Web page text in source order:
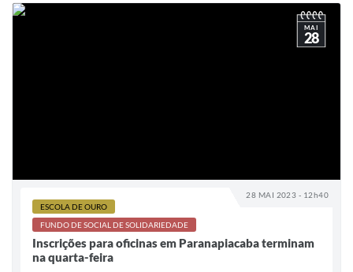
28 MAI 2023 - 12h40
MAI
28
ESCOLA DE OURO
FUNDO DE SOCIAL DE SOLIDARIEDADE
Inscrições para oficinas em Paranapiacaba terminam
na quarta-feira